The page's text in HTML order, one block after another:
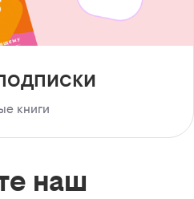
книги
наш